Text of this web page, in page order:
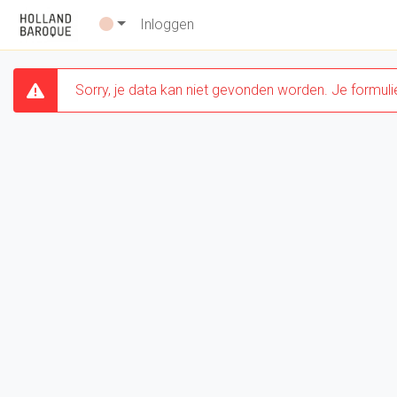
Inloggen
Sorry, je data kan niet gevonden worden. Je